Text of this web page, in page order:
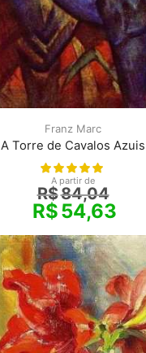
Franz Marc
A Torre de Cavalos Azuis
A partir de
R$84,04
R$54,63